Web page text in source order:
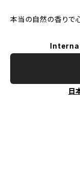
本当の自然の香りで
日